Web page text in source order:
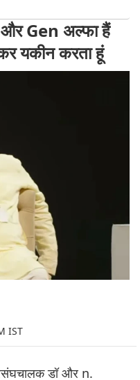
और Gen अल्फा हैं
यकीन करता हूं
IST
डॉ और n.